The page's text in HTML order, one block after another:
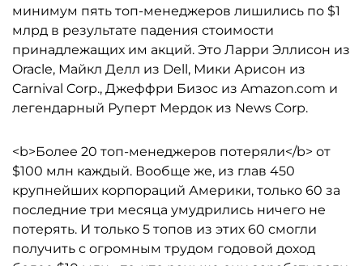
минимум пять топ-менеджеров лишились по $1
млрд в результате падения стоимости
принадлежащих им акций. Это Ларри Эллисон из
Oracle, Майкл Делл из Dell, Мики Арисон из
Carnival Corp., Джеффри Бизос из Amazon.com и
легендарный Руперт Мердок из News Corp.
<b>Более 20 топ-менеджеров потеряли</b> от
$100 млн каждый. Вообще же, из глав 450
крупнейших корпораций Америки, только 60 за
последние три месяца умудрились ничего не
потерять. И только 5 топов из этих 60 смогли
получить с огромным трудом годовой доход